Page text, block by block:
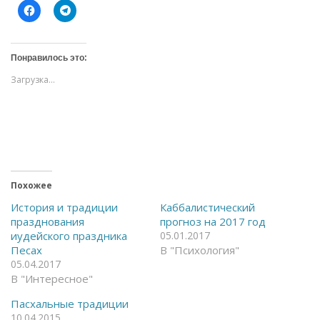
Н
а
и
т
е
ч
т
ь
а
F
a
c
e
b
o
o
k
(
т
к
Н
а
и
т
е
с
я
в
T
e
r
a
(
Понравилось это:
Загрузка...
Похожее
История и традиции
празднования
иудейского праздника
Песах
05.04.2017
В "Интересное"
Каббалистический
прогноз на 2017 год
05.01.2017
В "Психология"
Пасхальные традиции